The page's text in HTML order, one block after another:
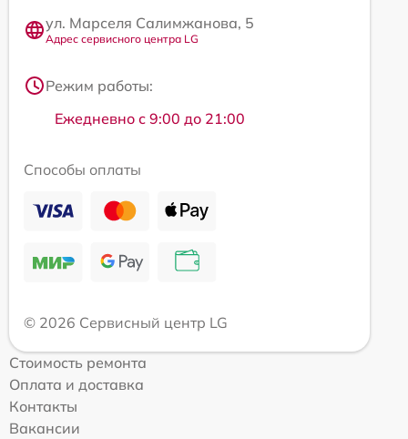
ул. Марселя Салимжанова, 5
Адрес сервисного центра LG
Режим работы:
Ежедневно с 9:00 до 21:00
Способы оплаты
© 2026 Сервисный центр LG
Стоимость ремонта
Оплата и доставка
Контакты
Вакансии